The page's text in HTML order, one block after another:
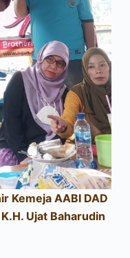
Kemeja AABI DAD
K.H. Ujat Baharudin